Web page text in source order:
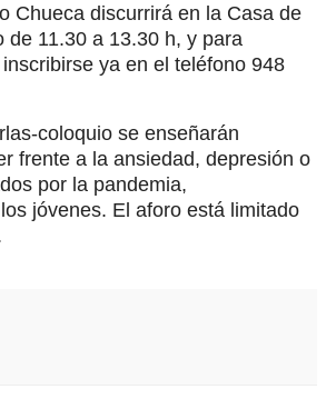
Chueca discurrirá en la Casa de
de 11.30 a 13.30 h, y para
ya en el teléfono 948
coloquio se enseñarán
frente a la ansiedad, depresión o
por la pandemia,
jóvenes. El aforo está limitado